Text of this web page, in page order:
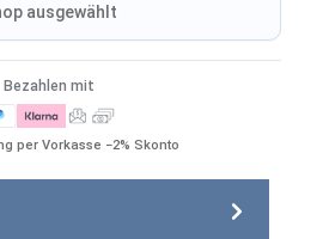
ausgewählt
Bezahlen mit
per Vorkasse −2% Skonto